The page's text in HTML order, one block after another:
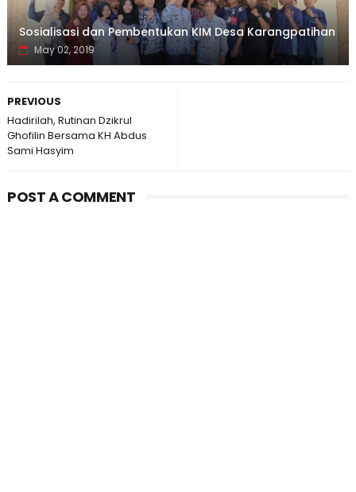
Sosialisasi dan Pembentukan KIM Desa Karangpatihan
May 02, 2019
PREVIOUS
Hadirilah, Rutinan Dzikrul
Ghofilin Bersama KH Abdus
Sami Hasyim
POST A COMMENT